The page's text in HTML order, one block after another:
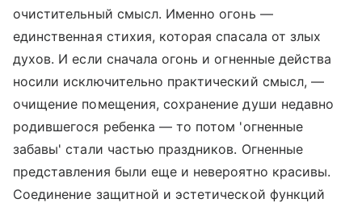
очистительный смысл. Именно огонь —
единственная стихия, которая спасала от злых
духов. И если сначала огонь и огненные действа
носили исключительно практический смысл, —
очищение помещения, сохранение души недавно
родившегося ребенка — то потом 'огненные
забавы' стали частью праздников. Огненные
представления были еще и невероятно красивы.
Соединение защитной и эстетической функций